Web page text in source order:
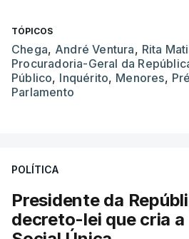
TÓPICOS
Chega, André Ventura, Rita
Procuradoria-Geral da
Público, Inquérito, Menores,
Parlamento
POLÍTICA
Presidente da
decreto-lei que cria